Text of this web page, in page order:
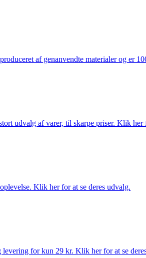
af genanvendte materialer og er
udvalg af varer, til skarpe priser. Klik her
Klik her for at se deres udvalg.
for kun 29 kr. Klik her for at se